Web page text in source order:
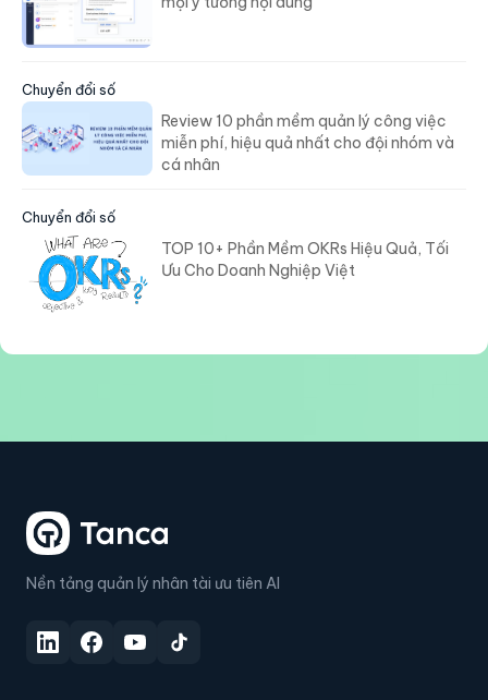
Chuyển đổi số
Review 10 phần mềm quản lý công việc
miễn phí, hiệu quả nhất cho đội nhóm và
cá nhân
Chuyển đổi số
TOP 10+ Phần Mềm OKRs Hiệu Quả, Tối
Ưu Cho Doanh Nghiệp Việt
Nền tảng quản lý nhân tài ưu tiên AI